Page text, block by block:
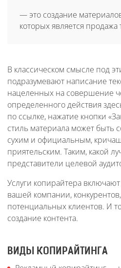
— это создание
которых является продажа
В классическом смысле под
подразумевают написание
нацеленных на совершение
определенного действия
по ссылке, нажатие кнопки
стиль материала может быть
сухим и официальным,
приятельским. Таким, какой
представители целевой
Услуги копирайтера
вашей компании,
потенциальных клиентов. И
создание контента.
ВИДЫ КОПИРАЙТИНГА